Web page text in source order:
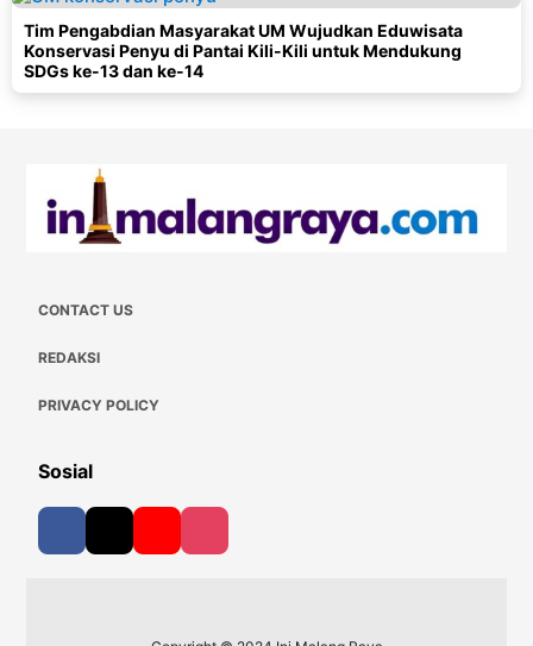
Tim Pengabdian Masyarakat UM Wujudkan Eduwisata
Konservasi Penyu di Pantai Kili-Kili untuk Mendukung
SDGs ke-13 dan ke-14
CONTACT US
REDAKSI
PRIVACY POLICY
Sosial